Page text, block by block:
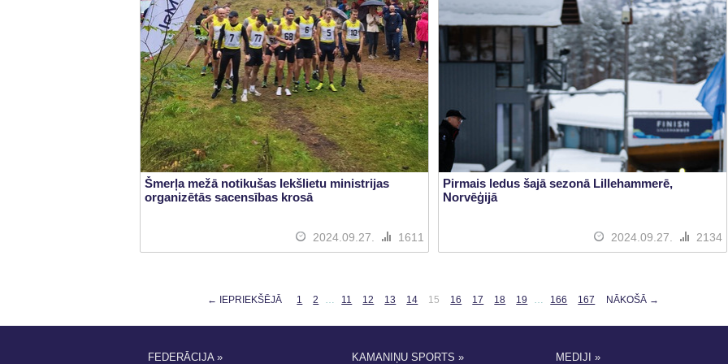
Šmerļa mežā notikušas Iekšlietu ministrijas
organizētās sacensības krosā
2024.09.27. 1611
Pirmais ledus šajā sezonā Lillehammerē,
Norvēģijā
2024.09.27. 2134
← IEPRIEKŠĒJĀ 1 2 … 11 12 13 14 15 16 17 18 19 … 166 167 NĀKOŠĀ →
FEDERĀCIJA » KAMANIŅU SPORTS » MEDIJI »